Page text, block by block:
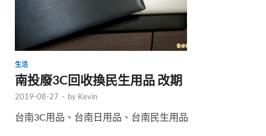
生活
南投廢3C回收換民生用品 改期
2019-08-27 - by Kevin
台南3C用品、台南日用品、台南民生用品